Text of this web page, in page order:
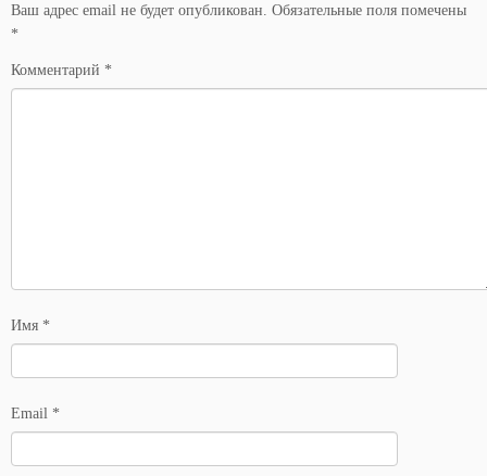
Ваш адрес email не будет опубликован. Обязательные поля помечены
*
Комментарий *
Имя *
Email *